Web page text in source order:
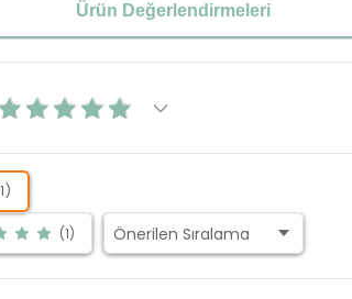
Ürün Değerlendirmeleri
(1)